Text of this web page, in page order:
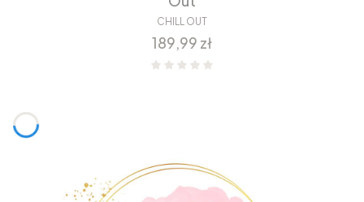
CHILL OUT
Cena
189,99 zł